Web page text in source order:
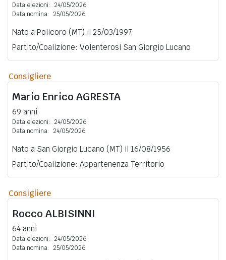
Data elezioni: 24/05/2026
Data nomina: 25/05/2026
Nato a Policoro (MT) il 25/03/1997
Partito/Coalizione: Volenterosi San Giorgio Lucano
Consigliere
Mario Enrico AGRESTA
69 anni
Data elezioni: 24/05/2026
Data nomina: 24/05/2026
Nato a San Giorgio Lucano (MT) il 16/08/1956
Partito/Coalizione: Appartenenza Territorio
Consigliere
Rocco ALBISINNI
64 anni
Data elezioni: 24/05/2026
Data nomina: 25/05/2026